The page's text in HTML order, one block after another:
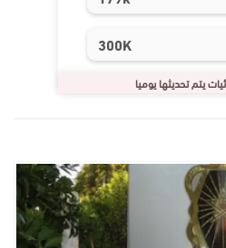
300K
يتم تحديثها يوميا